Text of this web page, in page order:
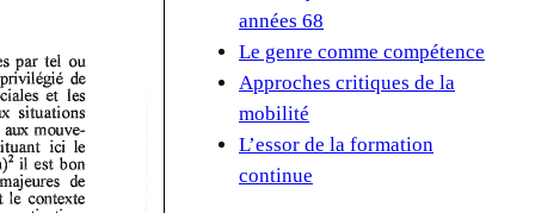
années 68
Le genre comme compétence
Approches critiques de la
mobilité
L’essor de la formation
continue